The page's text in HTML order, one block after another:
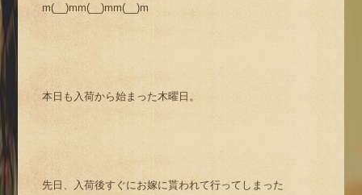
m(__)mm(__)mm(__)m
本日も入荷から始まった木曜日。
先日、入荷後すぐにお嫁に貰われて行ってしまった